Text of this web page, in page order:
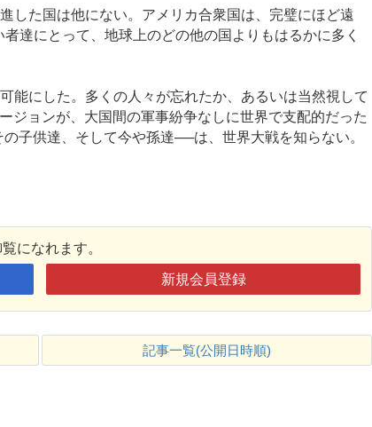
した国は他にない。アメリカ合衆国は、完璧にほど遠
達にとって、地球上のどの他の国よりもはるかに多く
能にした。多くの人々が忘れたか、あるいは当然視して
ジョンが、大国間の軍事紛争なしに世界で支配的だった
子供達、そして今や孫達──は、世界大戦を知らない。
になれます。
新規会員登録
記事一覧(公開日時順)